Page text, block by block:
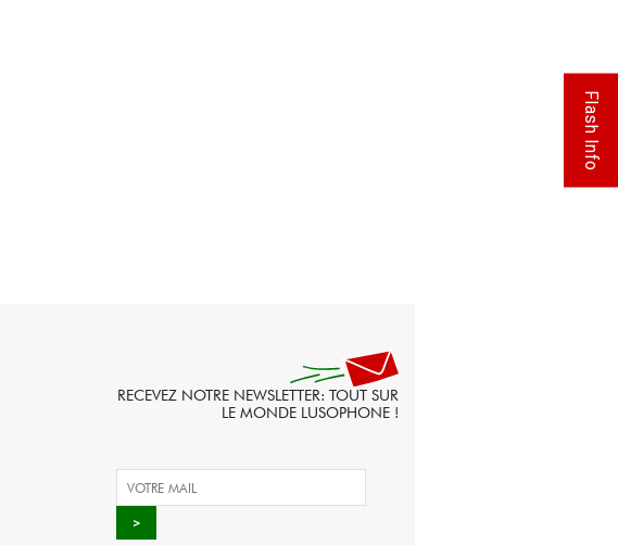
RECEVEZ NOTRE NEWSLETTER: TOUT SUR
LE MONDE LUSOPHONE !
Flash Info